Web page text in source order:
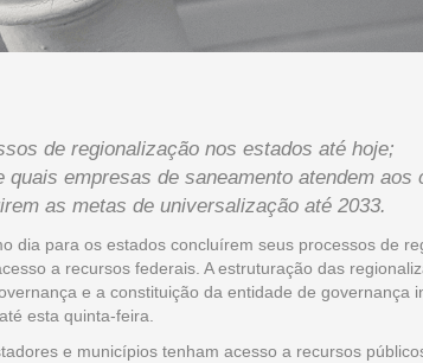
de regionalização nos estados até hoje;
empresas de saneamento atendem aos
as metas de universalização até 2033.
dia para os estados concluírem seus processos de
a recursos federais. A estruturação das
e a constituição da entidade de governança
esta quinta-feira.
e municípios tenham acesso a recursos